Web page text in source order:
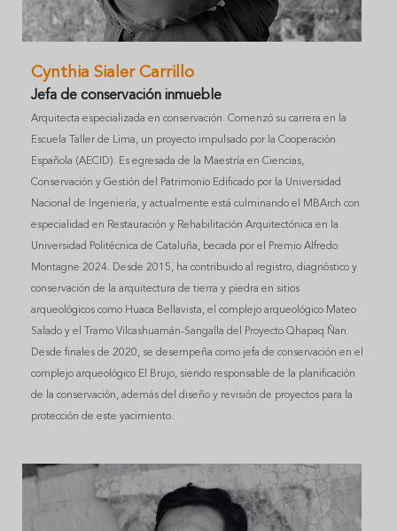
Cynthia Sialer Carrillo
Jefa de conservación inmueble
Arquitecta especializada en conservación. Comenzó su carrera en la
Escuela Taller de Lima, un proyecto impulsado por la Cooperación
Española (AECID). Es egresada de la Maestría en Ciencias,
Conservación y Gestión del Patrimonio Edificado por la Universidad
Nacional de Ingeniería, y actualmente está culminando el MBArch con
especialidad en Restauración y Rehabilitación Arquitectónica en la
Universidad Politécnica de Cataluña, becada por el Premio Alfredo
Montagne 2024. Desde 2015, ha contribuido al registro, diagnóstico y
conservación de la arquitectura de tierra y piedra en sitios
arqueológicos como Huaca Bellavista, el complejo arqueológico Mateo
Salado y el Tramo Vilcashuamán-Sangalla del Proyecto Qhapaq Ñan.
Desde finales de 2020, se desempeña como jefa de conservación en el
complejo arqueológico El Brujo, siendo responsable de la planificación
de la conservación, además del diseño y revisión de proyectos para la
protección de este yacimiento.